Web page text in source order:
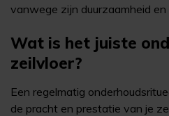
vanwege zijn duurzaamheid en
Wat is het juiste
zeilvloer?
Een regelmatig
de pracht en prestatie van je